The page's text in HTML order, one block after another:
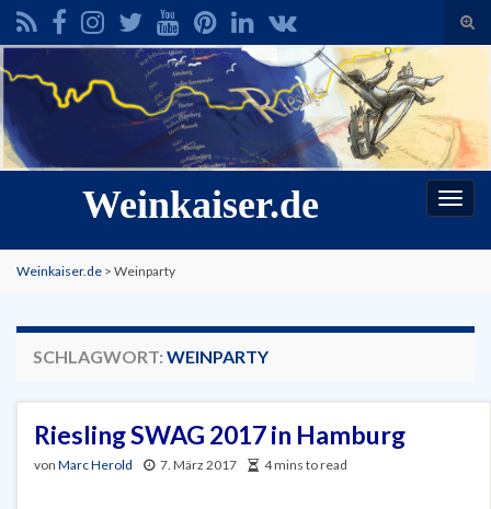
Search for:
Weinkaiser.de
Weinkaiser.de > Weinparty
SCHLAGWORT: WEINPARTY
Riesling SWAG 2017 in Hamburg
von Marc Herold 7. März 2017 4 mins to read